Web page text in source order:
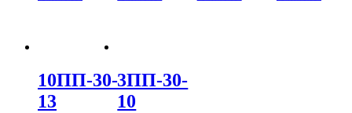
10ПП-30-
13
3ПП-30-
10